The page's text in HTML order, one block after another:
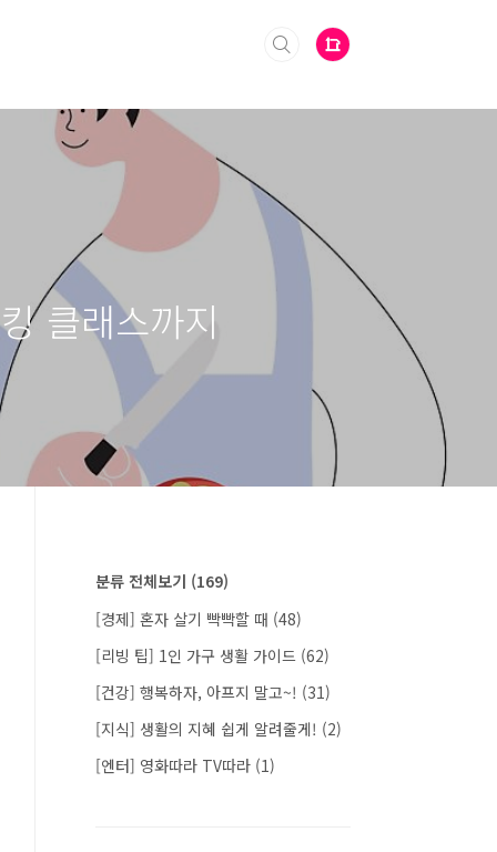
클래스까지
분류 전체보기 (169)
[경제] 혼자 살기 빡빡할 때 (48)
[리빙 팁] 1인 가구 생활 가이드 (62)
[건강] 행복하자, 아프지 말고~! (31)
[지식] 생활의 지혜 쉽게 알려줄게! (2)
[엔터] 영화따라 TV따라 (1)